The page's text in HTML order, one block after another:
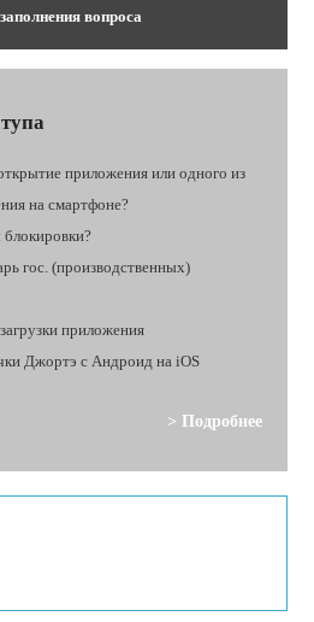
вопроса
приложения или одного из
на смартфоне?
гос. (производственных)
приложения
Джортэ с Андроид на iOS
> Подробнее